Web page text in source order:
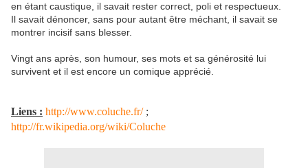
en étant caustique, il savait rester correct, poli et respectueux.
Il savait dénoncer, sans pour autant être méchant, il savait se
montrer incisif sans blesser.
Vingt ans après, son humour, ses mots et sa générosité lui
survivent et il est encore un comique apprécié.
Liens : http://www.coluche.fr/;
http://fr.wikipedia.org/wiki/Coluche